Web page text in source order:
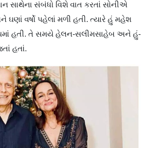
સાથેના સંબંધો વિશે વાત કરતાં સોનીએ
વર્ષો પહેલાં મળી હતી. ત્યારે હું મહેશ
હતી. તે સમયે હેલન-સલીમસાહેબ અને હું-
હતાં.